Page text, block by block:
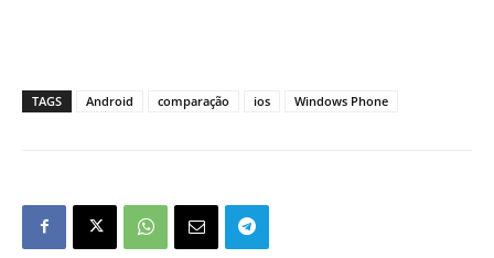
TAGS Android comparação ios Windows Phone